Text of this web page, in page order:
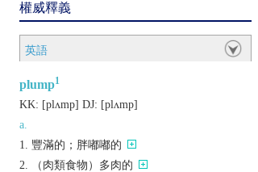
權威釋義
英語
plump1
KK: [plʌmp] DJ: [plʌmp]
a.
豐滿的；胖嘟嘟的
（肉類食物）多肉的